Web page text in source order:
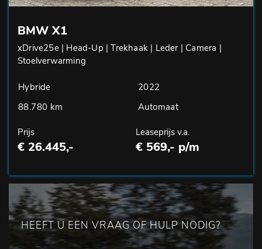
BMW X1
xDrive25e | Head-Up | Trekhaak | Leder | Camera |
Stoelverwarming
Hybride
2022
88.780 km
Automaat
Prijs
€ 26.445,-
Leaseprijs v.a.
€ 569,- p/m
HEEFT U EEN VRAAG OF HULP NODIG?